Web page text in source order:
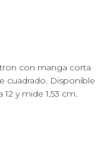
con manga corta
cuadrado. Disponible
y mide 1,53 cm.